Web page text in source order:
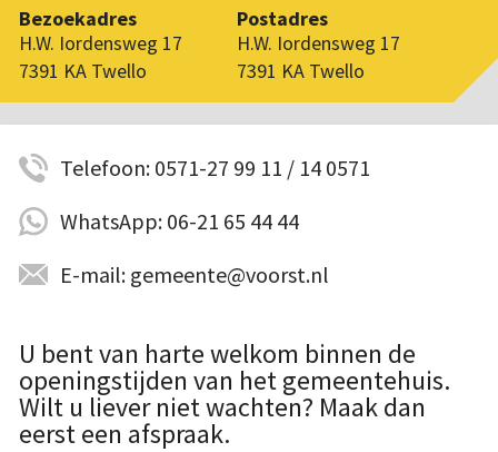
Bezoekadres
H.W. Iordensweg 17
7391 KA Twello
Postadres
H.W. Iordensweg 17
7391 KA Twello
Telefoon: 0571-27 99 11 / 14 0571
WhatsApp: 06-21 65 44 44
E-mail: gemeente@voorst.nl
U bent van harte welkom binnen de
openingstijden van het gemeentehuis.
Wilt u liever niet wachten? Maak dan
eerst een afspraak.